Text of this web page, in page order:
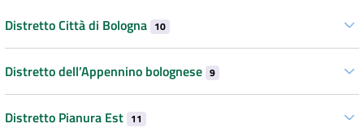
Distretto Città di Bologna 10
Distretto dell’Appennino bolognese 9
Distretto Pianura Est 11